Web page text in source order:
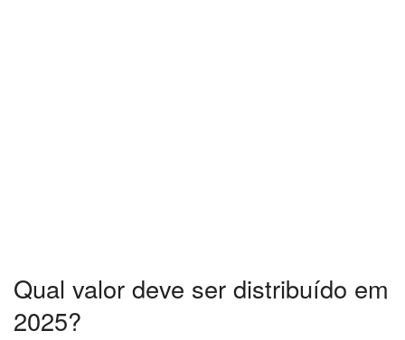
Qual valor deve ser distribuído em
2025?